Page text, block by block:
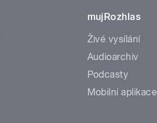
mujRozhlas
Živé vysílání
Audioarchiv
Podcasty
Mobilní aplikace